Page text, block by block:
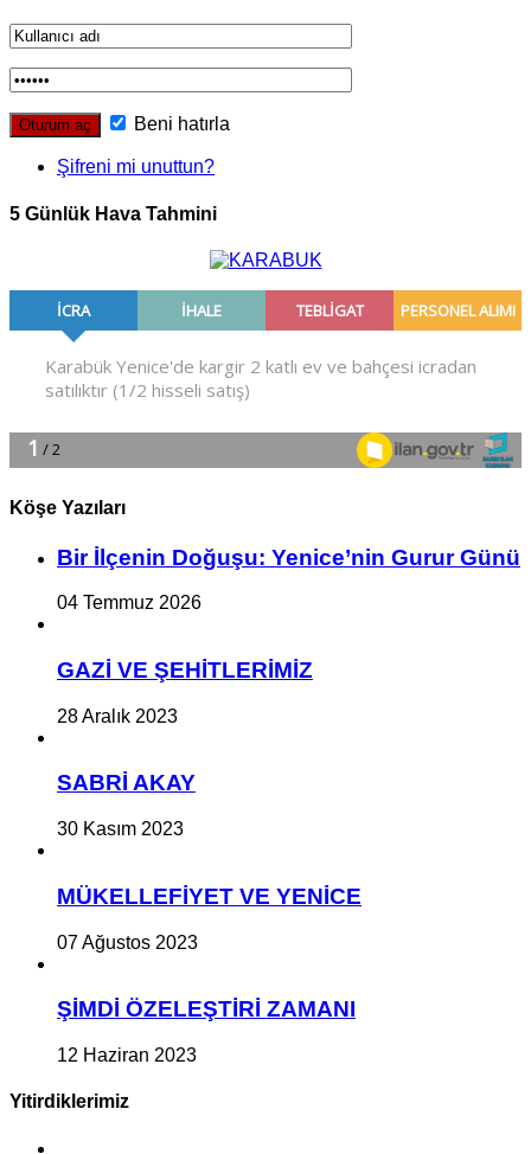
Beni hatırla
Şifreni mi unuttun?
5 Günlük Hava Tahmini
Köşe Yazıları
Bir İlçe­nin Do­ğu­şu: Ye­ni­ce’nin Gurur Günü
04 Temmuz 2026
GAZİ VE ŞEHİTLERİMİZ
28 Aralık 2023
SABRİ AKAY
30 Kasım 2023
MÜKELLEFİYET VE YENİCE
07 Ağustos 2023
ŞİMDİ ÖZELEŞTİRİ ZAMANI
12 Haziran 2023
Yitirdiklerimiz